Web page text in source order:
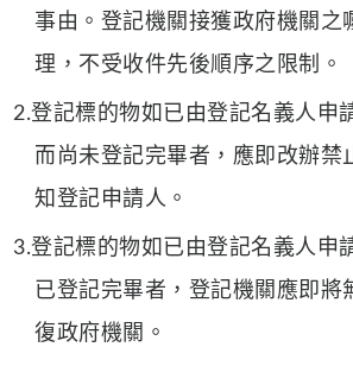
事由。登記機關接獲政府機關之
理，不受收件先後順序之限制。
2.登記標的物如已由登記名義人申
而尚未登記完畢者，應即改辦禁
知登記申請人。
3.登記標的物如已由登記名義人申
已登記完畢者，登記機關應即將
復政府機關。